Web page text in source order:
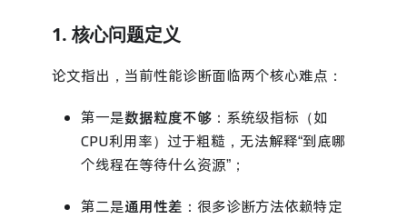
1. 核心问题定义
论文指出，当前性能诊断面临两个核心难点：
第一是数据粒度不够：系统级指标（如
CPU利用率）过于粗糙，无法解释“到底哪
个线程在等待什么资源”；
第二是通用性差 ：很多诊断方法依赖特定